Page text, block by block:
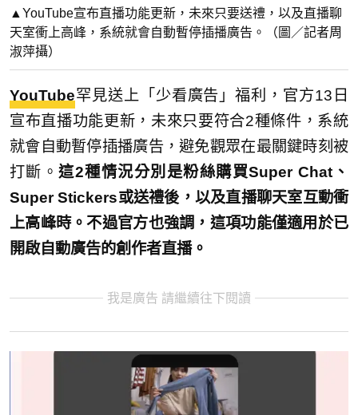
▲YouTube宣布直播功能更新，未來只要送禮，以及直播聊
天室衝上高峰，系統就會自動暫停插播廣告。（圖／記者周
淑萍攝）
YouTube罕見送上「少看廣告」福利，官方13日
宣布直播功能更新，未來只要符合2種條件，系統
就會自動暫停插播廣告，避免觀眾在最關鍵時刻被
打斷。這2種情況分別是粉絲購買Super Chat、
Super Stickers或送禮後，以及直播聊天室互動衝
上高峰時。不過官方也強調，這項功能僅適用於已
開啟自動廣告的創作者直播。
我是廣告 請繼續往下閱讀